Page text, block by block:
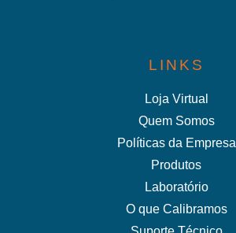
LINKS
Loja Virtual
Quem Somos
Políticas da Empresa
Produtos
Laboratório
O que Calibramos